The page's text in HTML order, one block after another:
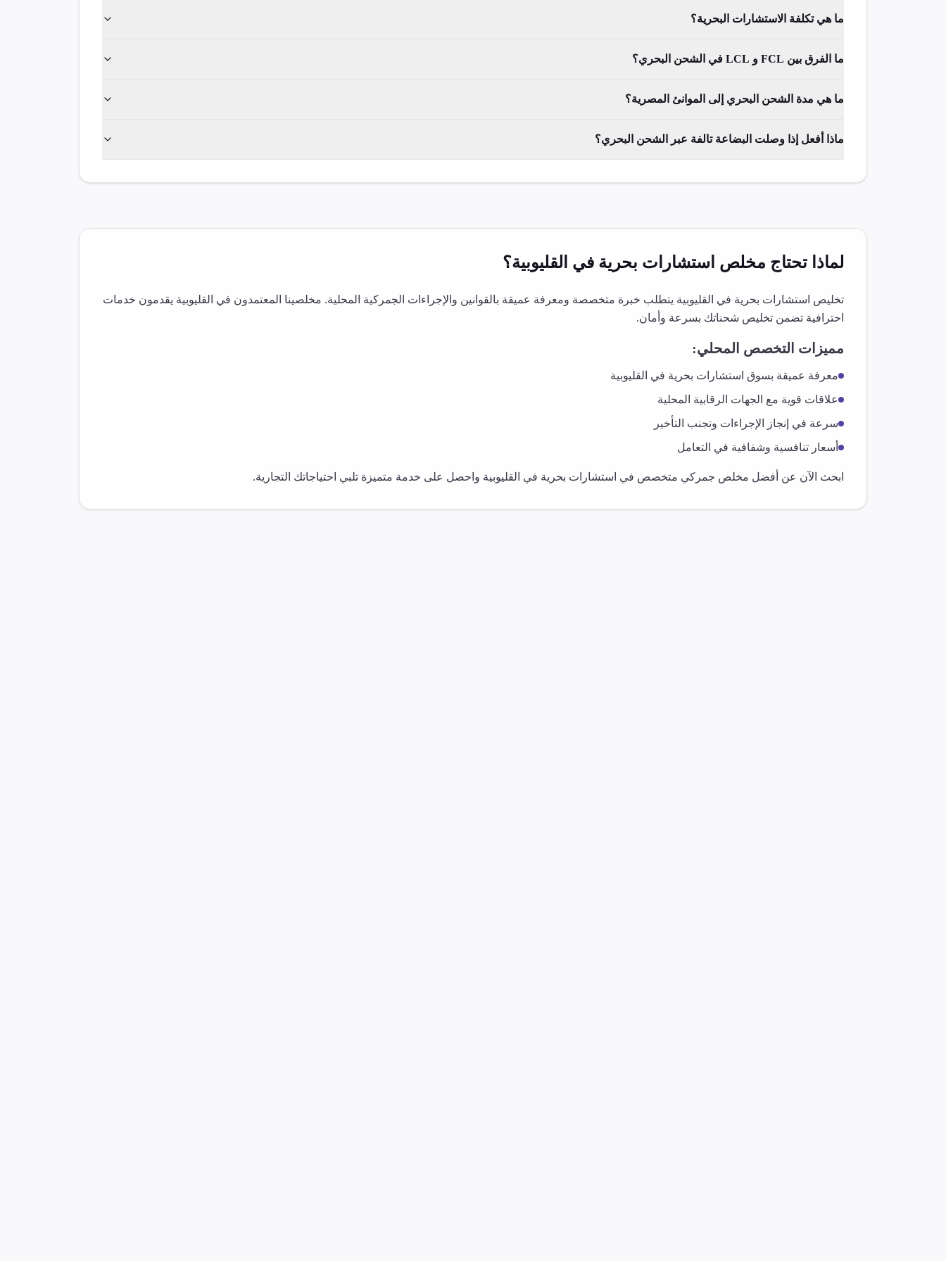
ما هي تكلفة الاستشارات البحرية؟
ما الفرق بين FCL و LCL في الشحن البحري؟
ما هي مدة الشحن البحري إلى الموانئ المصرية؟
ماذا أفعل إذا وصلت البضاعة تالفة عبر الشحن البحري؟
لماذا تحتاج مخلص استشارات بحرية في القليوبية؟
تخليص استشارات بحرية في القليوبية يتطلب خبرة متخصصة ومعرفة عميقة بالقوانين والإجراءات الجمركية المحلية. مخلصينا المعتمدون في القليوبية يقدمون خدمات
احترافية تضمن تخليص شحناتك بسرعة وأمان.
مميزات التخصص المحلي:
معرفة عميقة بسوق استشارات بحرية في القليوبية
علاقات قوية مع الجهات الرقابية المحلية
سرعة في إنجاز الإجراءات وتجنب التأخير
أسعار تنافسية وشفافية في التعامل
ابحث الآن عن أفضل مخلص جمركي متخصص في استشارات بحرية في القليوبية واحصل على خدمة متميزة تلبي احتياجاتك التجارية.